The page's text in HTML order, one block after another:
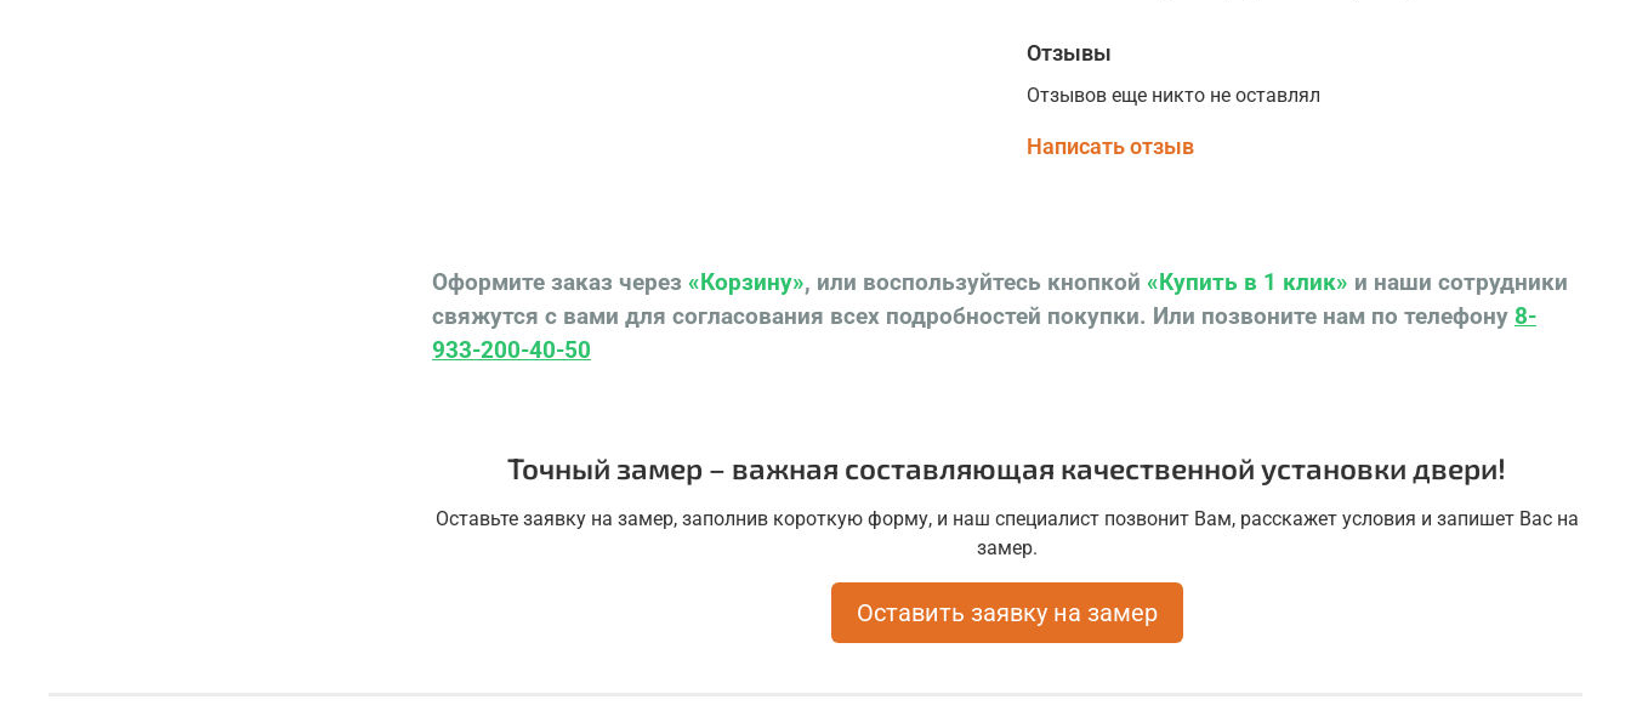
низкой цене от производителя со склада в
Красноярске Вы можете в дверном салоне-магазине
"Ярдеко".
Отзывы
Отзывов еще никто не оставлял
Написать отзыв
Оформите заказ через «Корзину», или воспользуйтесь кнопкой «Купить в 1 клик» и наши сотрудники
свяжутся с вами для согласования всех подробностей покупки. Или позвоните нам по телефону 8-
933-200-40-50
Точный замер – важная составляющая качественной установки двери!
Оставьте заявку на замер, заполнив короткую форму, и наш специалист позвонит Вам, расскажет условия и запишет Вас на
замер.
Оставить заявку на замер